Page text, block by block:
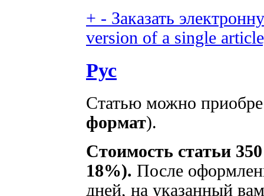
+ - Заказать
version of a single
Рус
Статью можно
формат).
Стоимость статьи
18%). После
дней, на указанный